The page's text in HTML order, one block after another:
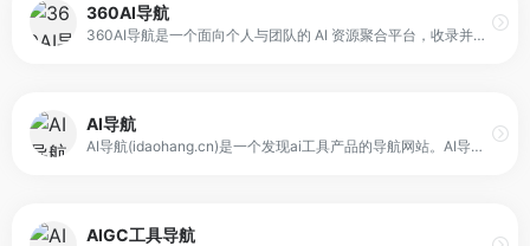
360AI导航
360AI导航是一个面向个人与团队的 AI 资源聚合平台，收录并整理了 AI 工具网站、教程、资源、资讯、开源项目等内容。平台涵盖 AI 绘画、AI游戏、AI视频、AI写作、AI剪辑、AI动画、AI3D、AI营销等多种类别，并提供 AI 趣站、AI 开放平台、AI 资讯、有趣网站、开源项目、AI 学习平台等分类入口。
AI导航
AI导航(idaohang.cn)是一个发现ai工具产品的导航网站。AI导航网提供国内外最新热门的ai工具资讯报道以及ai工具介绍，宗旨是：发现好AI工具！前沿AI产品的导航网站，提供丰富、多样化的AI产品信息和服务，为用户带来更便捷、高效、科技感的生活体验。为用户提供全面的AI产品信息，让用户快速、便捷地了解和使用各种AI工具产品。
AIGC工具导航